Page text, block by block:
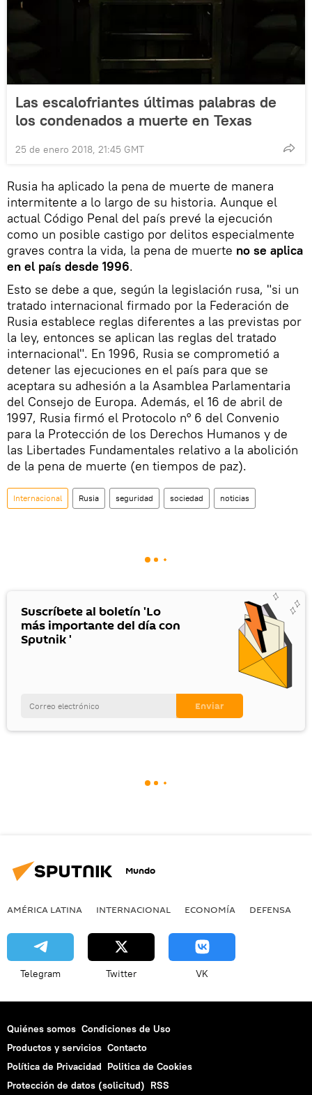
Las escalofriantes últimas palabras de
los condenados a muerte en Texas
25 de enero 2018, 21:45 GMT
Rusia ha aplicado la pena de muerte de manera
intermitente a lo largo de su historia. Aunque el
actual Código Penal del país prevé la ejecución
como un posible castigo por delitos especialmente
graves contra la vida, la pena de muerte no se aplica
en el país desde 1996.
Esto se debe a que, según la legislación rusa, "si un
tratado internacional firmado por la Federación de
Rusia establece reglas diferentes a las previstas por
la ley, entonces se aplican las reglas del tratado
internacional". En 1996, Rusia se comprometió a
detener las ejecuciones en el país para que se
aceptara su adhesión a la Asamblea Parlamentaria
del Consejo de Europa. Además, el 16 de abril de
1997, Rusia firmó el Protocolo n° 6 del Convenio
para la Protección de los Derechos Humanos y de
las Libertades Fundamentales relativo a la abolición
de la pena de muerte (en tiempos de paz).
Internacional Rusia seguridad sociedad noticias
Suscríbete al boletín 'Lo
más importante del día con
Sputnik '
Mundo
AMÉRICA LATINA INTERNACIONAL ECONOMÍA DEFENSA
Telegram Twitter VK
Quiénes somos Condiciones de Uso
Productos y servicios Contacto
Política de Privacidad Politica de Cookies
Protección de datos (solicitud) RSS